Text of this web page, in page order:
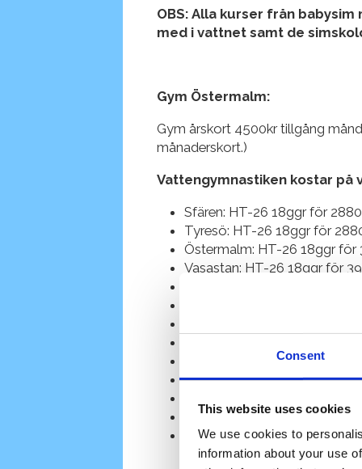
Consent
This website uses cookies
We use cookies to
information about your use
OBS: Alla kurser från
med i vattnet samt de
Gym Östermalm:
Gym årskort 4500kr tillgång
månaderskort.)
Vattengymnastiken kostar på
Sfären: HT-26 18ggr för
Tyresö: HT-26 18ggr för
Östermalm: HT-26 18ggr för
Vasastan: HT-26 18ggr för
Drop in 180kr i Solna,
Drop in 220kr i Sickla,
Är du sjuk eller bortrest går
Lektionen tas igen på
hjälp!